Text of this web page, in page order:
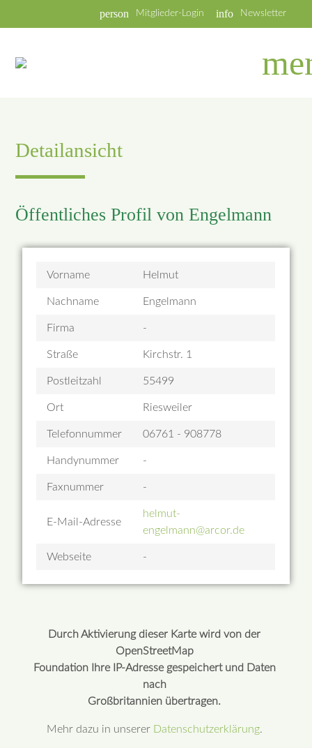
info Newsletter
person Mitglieder-Login
Detailansicht
Öffentliches Profil von Engelmann
Vorname Helmut
Nachname Engelmann
Firma -
Straße Kirchstr. 1
Postleitzahl 55499
Ort Riesweiler
Telefonnummer 06761 - 908778
Handynummer -
Faxnummer -
E-Mail-Adresse
helmut-
engelmann@arcor.de
Webseite -
Durch Aktivierung dieser Karte wird von der
OpenStreetMap
Foundation Ihre IP-Adresse gespeichert und Daten
nach
Großbritannien übertragen.
Mehr dazu in unserer Datenschutzerklärung.